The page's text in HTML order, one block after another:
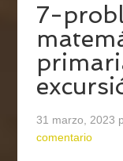
7-
31 marzo, 2023
comentario